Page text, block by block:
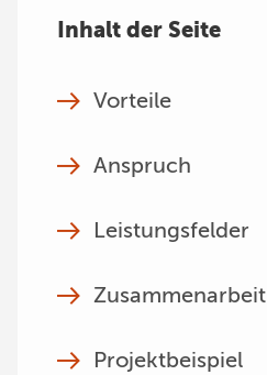
Inhalt der Seite
Vorteile
Anspruch
Leistungsfelder
Zusammenarbeit
Projektbeispiel